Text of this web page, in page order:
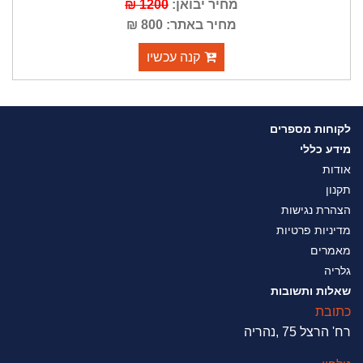
מחיר יבואן:1200 ₪
מחיר באתר: 800 ₪
קנה עכשיו
לקוחות מספרים
מידע כללי
אודות
תקנון
הצהרת נגישות
מדיניות פרטיות
מאמרים
גלריה
שאלות ותשובות
כתובת
רח' הרצל 75 ,נהריה